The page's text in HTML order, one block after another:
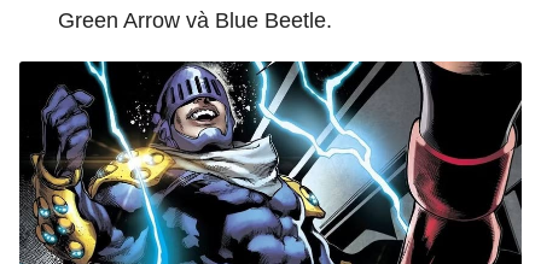
Green Arrow và Blue Beetle.